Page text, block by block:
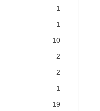
1
1
10
2
2
1
19